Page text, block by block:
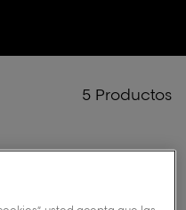
5 Productos